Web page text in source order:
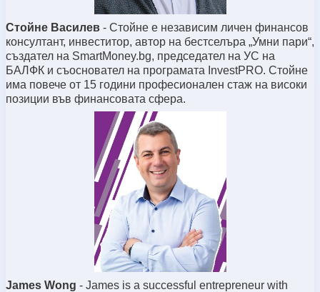
Стойне Василев - Стойне е независим личен финансов
консултант, инвеститор, автор на бестселъра „Умни пари“,
създател на SmartMoney.bg, председател на УС на
БАЛФК и съосновател на програмата InvestPRO. Стойне
има повече от 15 години професионален стаж на високи
позиции във финансовата сфера.
James Wong - James is a successful entrepreneur with